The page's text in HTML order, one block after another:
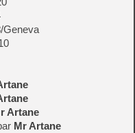
Geneva
Artane
Mr Artane